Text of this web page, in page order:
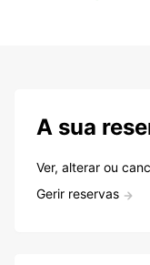
A sua
Ver, alterar ou
Gerir reservas